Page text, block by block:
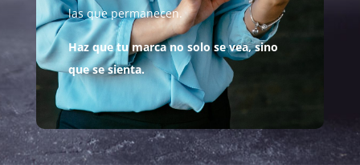
las que permanecen.
Haz que tu marca no solo se vea, sino
que se sienta.